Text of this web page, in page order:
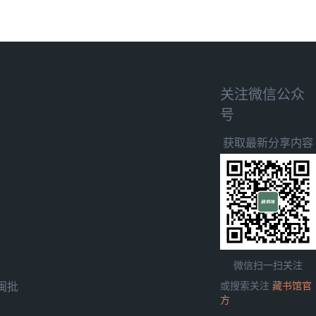
批
关注微信公众
号
获取最新分享内容
微信扫一扫关注
或搜索关注 藏书馆官
方